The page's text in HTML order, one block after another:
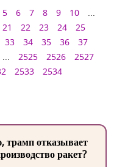
5 6 7 8 9 10
...
21 22 23 24
25
33 34 35 36
37
... 2525 2526
2527
2533
2534
трамп отказывает
ракет?